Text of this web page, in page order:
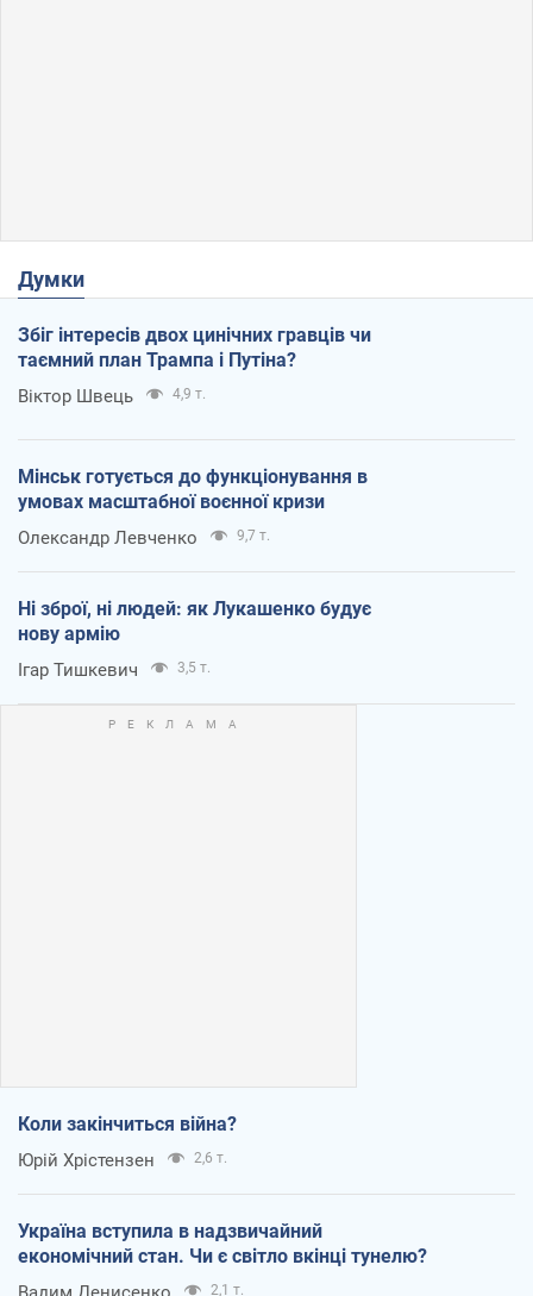
Думки
Збіг інтересів двох цинічних гравців чи
таємний план Трампа і Путіна?
Віктор Швець 4,9 т.
Мінськ готується до функціонування в
умовах масштабної воєнної кризи
Олександр Левченко 9,7 т.
Ні зброї, ні людей: як Лукашенко будує
нову армію
Ігар Тишкевич 3,5 т.
Коли закінчиться війна?
Юрій Хрістензен 2,6 т.
Україна вступила в надзвичайний
економічний стан. Чи є світло вкінці тунелю?
2,1 т.